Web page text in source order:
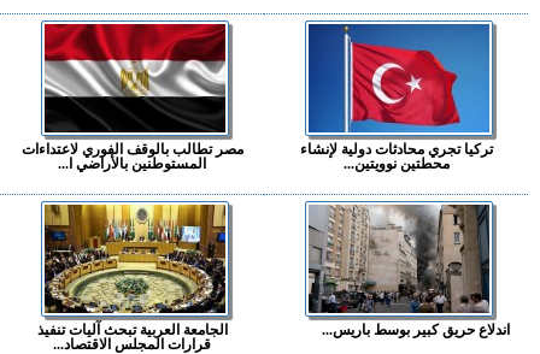
تركيا تجري محادثات دولية لإنشاء
محطتين نوويتين...
مصر تطالب بالوقف الفوري لاعتداءات
المستوطنين بالأراضي ا...
اندلاع حريق كبير بوسط باريس...
الجامعة العربية تبحث آليات تنفيذ
قرارات المجلس الاقتصاد...